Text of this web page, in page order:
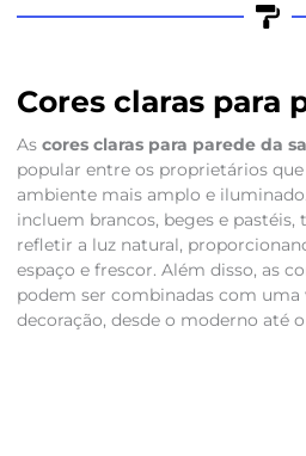
Cores claras para
As cores claras para parede da
popular entre os proprietários
ambiente mais amplo e
incluem brancos, beges e pastéis,
refletir a luz natural,
espaço e frescor. Além disso, as
podem ser combinadas com uma
decoração, desde o moderno até